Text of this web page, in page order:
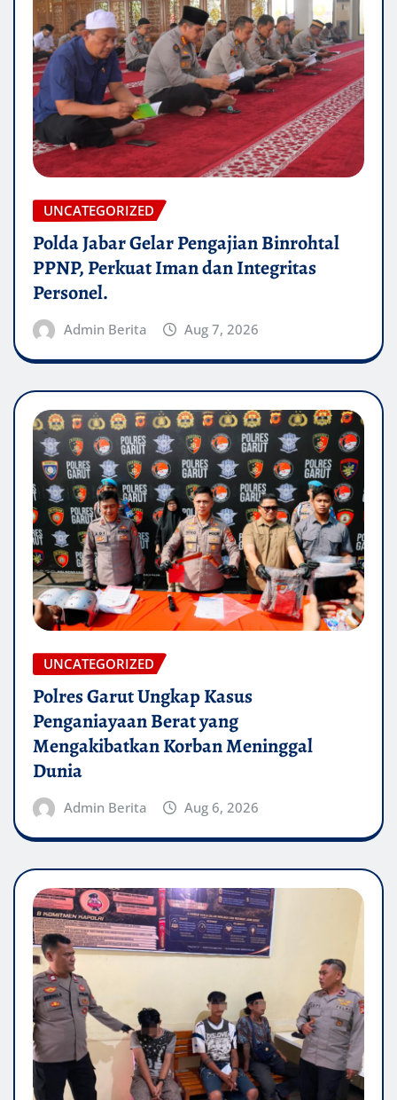
UNCATEGORIZED
Polda Jabar Gelar Pengajian Binrohtal
PPNP, Perkuat Iman dan Integritas
Personel.
Admin Berita Aug 7, 2026
UNCATEGORIZED
Polres Garut Ungkap Kasus
Penganiayaan Berat yang
Mengakibatkan Korban Meninggal
Dunia
Admin Berita Aug 6, 2026